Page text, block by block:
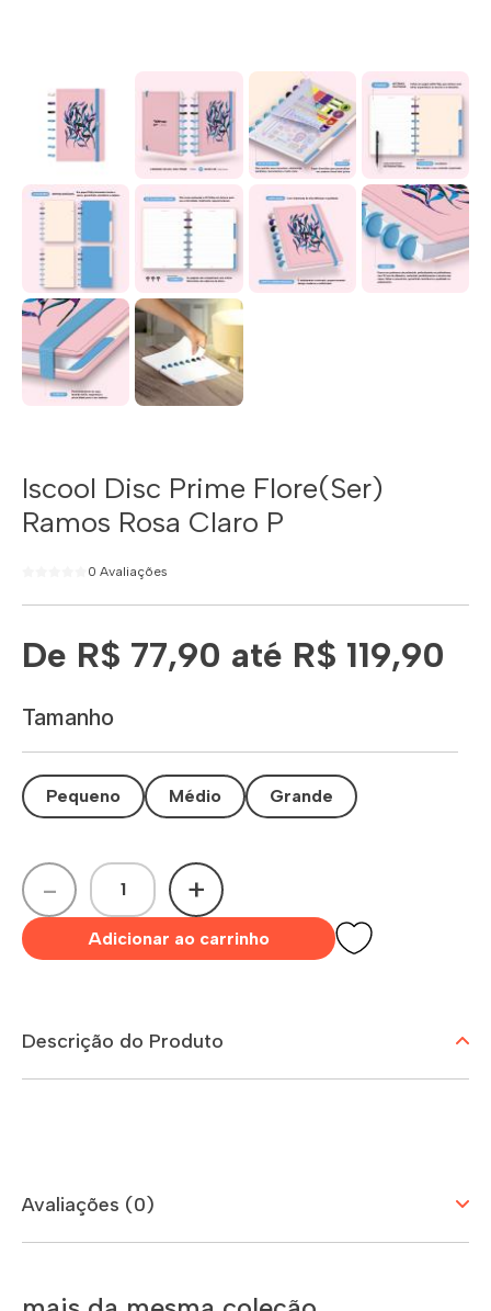
Iscool Disc Prime Flore(Ser)
Ramos Rosa Claro P
0 Avaliações
De R$ 77,90 até R$ 119,90
Tamanho
Pequeno Médio Grande
- +
Adicionar ao carrinho
Descrição do Produto
Avaliações (0)